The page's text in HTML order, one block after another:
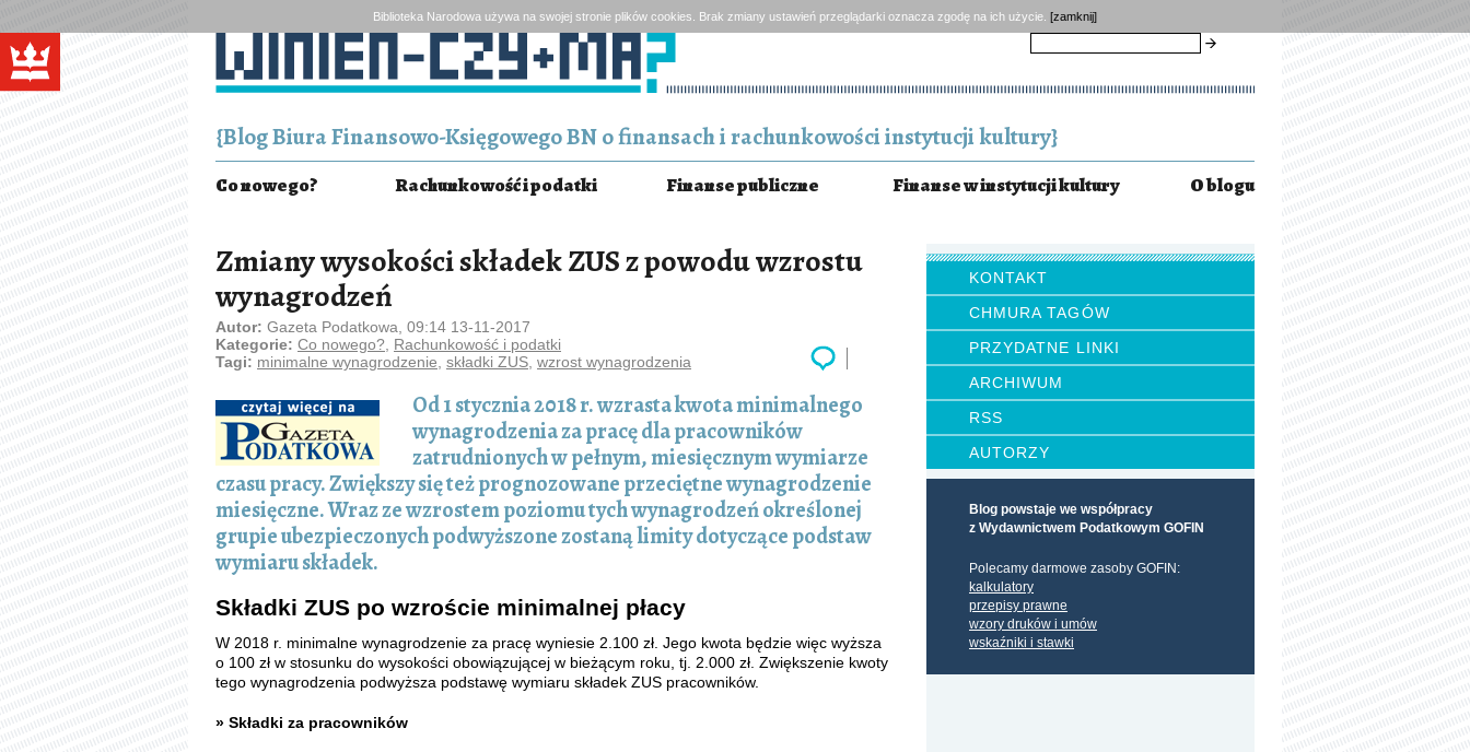
Biblioteka Narodowa używa na swojej stronie plików cookies. Brak zmiany ustawień przeglądarki oznacza zgodę na ich użycie. [zamknij]
{Blog Biura Finansowo-Księgowego BN o finansach i rachunkowości instytucji kultury}
Co nowego? Rachunkowość i podatki Finanse publiczne Finanse w instytucji kultury O blogu
KONTAKT
CHMURA TAGÓW
PRZYDATNE LINKI
ARCHIWUM
RSS
AUTORZY
Blog powstaje we współpracy
z Wydawnictwem Podatkowym GOFIN
Polecamy darmowe zasoby GOFIN:
kalkulatory
przepisy prawne
wzory druków i umów
wskaźniki i stawki
Zmiany wysokości składek ZUS z powodu wzrostu
wynagrodzeń
Autor: Gazeta Podatkowa, 09:14 13-11-2017
Kategorie: Co nowego? Rachunkowość i podatki
Tagi: minimalne wynagrodzenie składki ZUS wzrost wynagrodzenia
Od 1 stycznia 2018 r. wzrasta kwota minimalnego
wynagrodzenia za pracę dla pracowników
zatrudnionych w pełnym, miesięcznym wymiarze
czasu pracy. Zwiększy się też prognozowane przeciętne wynagrodzenie
miesięczne. Wraz ze wzrostem poziomu tych wynagrodzeń określonej
grupie ubezpieczonych podwyższone zostaną limity dotyczące podstaw
wymiaru składek.
Składki ZUS po wzroście minimalnej płacy
W 2018 r. minimalne wynagrodzenie za pracę wyniesie 2.100 zł. Jego kwota będzie więc wyższa
o 100 zł w stosunku do wysokości obowiązującej w bieżącym roku, tj. 2.000 zł. Zwiększenie kwoty
tego wynagrodzenia podwyższa podstawę wymiaru składek ZUS pracowników.
» Składki za pracowników